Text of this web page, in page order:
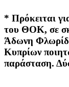
* Πρόκειται
του ΘΟΚ, σε
Άδωνη
Κυπρίων
παράσταση.